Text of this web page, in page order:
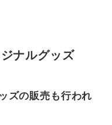
ナルグッズ
ズの販売も行われ